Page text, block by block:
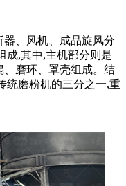
、风机、成品旋风分
成,其中,主机部分则是
、磨环、罩壳组成。结
统磨粉机的三分之一,重